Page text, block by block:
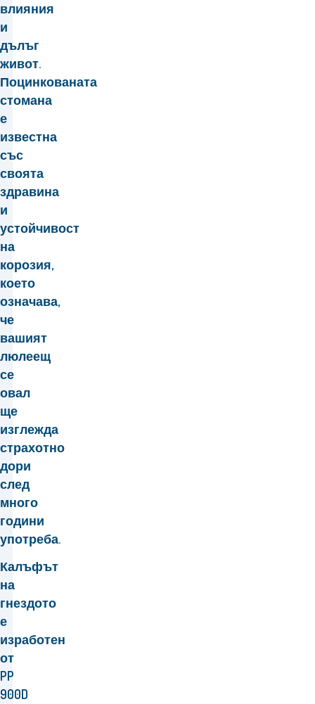
влияния
и
дълъг
живот.
Поцинкованата
стомана
е
известна
със
своята
здравина
и
устойчивост
на
корозия,
което
означава,
че
вашият
люлеещ
се
овал
ще
изглежда
страхотно
дори
след
много
години
употреба.
Калъфът
на
гнездото
е
изработен
от
PP
900D